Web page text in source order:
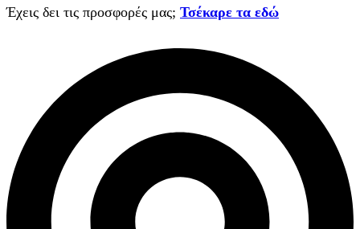
Έχεις δει τις προσφορές μας; Τσέκαρε τα εδώ